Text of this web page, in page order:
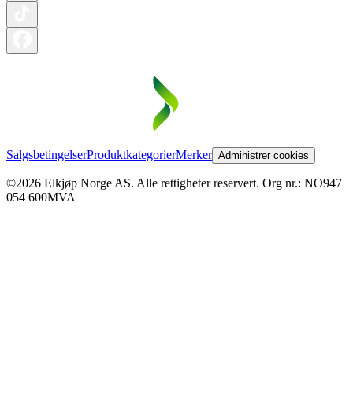
SalgsbetingelserProduktkategorierMerker Administrer cookies
©2026 Elkjøp Norge AS. Alle rettigheter reservert. Org nr.: NO947
054 600MVA